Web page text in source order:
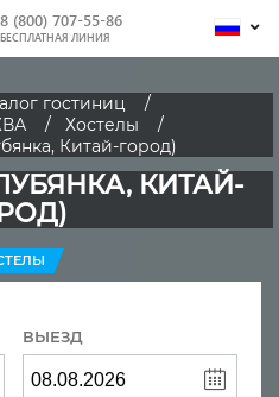
8 (800) 707-55-86
БЕСПЛАТНАЯ ЛИНИЯ
гостиниц
Хостелы
Китай-город)
КИТАЙ-
ВЫЕЗД